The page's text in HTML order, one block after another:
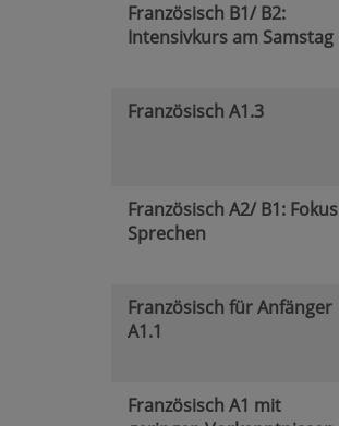
Französisch B1/ B2:
Intensivkurs am Samstag
Französisch A1.3
Französisch A2/ B1: Fokus
Sprechen
Französisch für Anfänger
A1.1
Französisch A1 mit